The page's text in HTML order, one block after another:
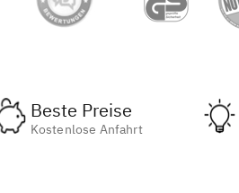
Beste Preise
Kostenlose Anfahrt